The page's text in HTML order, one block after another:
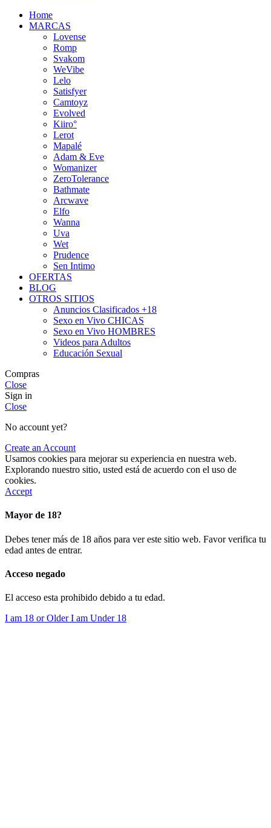
Home
MARCAS
Lovense
Romp
Svakom
WeVibe
Lelo
Satisfyer
Camtoyz
Evolved
Kiiro°
Lerot
Mapalé
Adam & Eve
Womanizer
ZeroTolerance
Bathmate
Arcwave
Elfo
Wanna
Uva
Wet
Prudence
Sen Intimo
OFERTAS
BLOG
OTROS SITIOS
Anuncios Clasificados +18
Sexo en Vivo CHICAS
Sexo en Vivo HOMBRES
Videos para Adultos
Educación Sexual
Compras
Close
Sign in
Close
No account yet?
Create an Account
Usamos cookies para mejorar su experiencia en nuestra web.
Explorando nuestro sitio, usted está de acuerdo con el uso de
cookies.
Accept
Mayor de 18?
Debes tener más de 18 años para ver este sitio web. Favor verifica tu
edad antes de entrar.
Acceso negado
El acceso esta prohibido debido a tu edad.
I am 18 or OlderI am Under 18